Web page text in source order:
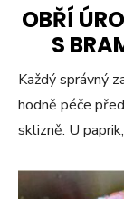
OBŘÍ
S
Každý správný
hodně péče
sklizně. U